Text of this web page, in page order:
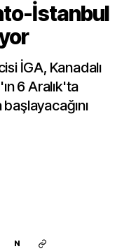
İstanbul
İGA, Kanadalı
6 Aralık'ta
N